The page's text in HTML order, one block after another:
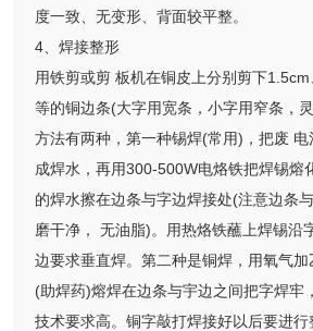
度一致、无变形、背面较平整。
4、焊接整形
用铁剪或剪 板机在铜皮上分别剪下
等的铜边条(大字用宽条，小字用窄条，
方法有两种，第一种锡焊(常用)，把废 电
成焊水，再用300-500W电烙铁把焊锡熔
的焊水擦在边条与字边焊接处(注意边条
磨干净， 无油脂)。用热烙铁蘸上焊锡沿
边要求垂直焊。第二种是铜焊，用氧气
(助焊药)熔焊在边条与宇边之间把字焊牢
技术要求高。铜字敲打焊接好以后要进